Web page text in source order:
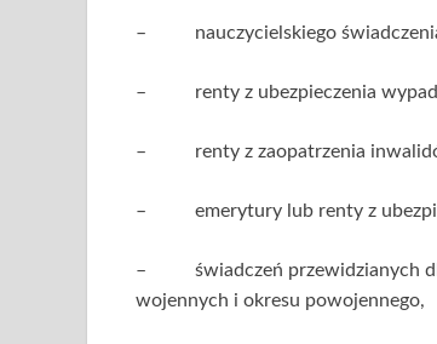
– nauczycielskiego świadczenia
– renty z ubezpieczenia
– renty z zaopatrzenia
– emerytury lub renty z
– świadczeń przewidzianych dla
wojennych i okresu powojennego,